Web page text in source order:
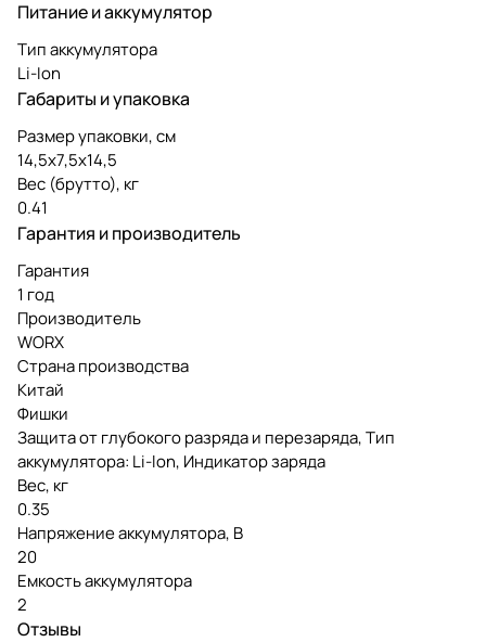
Питание и аккумулятор
Тип аккумулятора
Li-Ion
Габариты и упаковка
Размер упаковки, см
14,5х7,5х14,5
Вес (брутто), кг
0.41
Гарантия и производитель
Гарантия
1 год
Производитель
WORX
Страна производства
Китай
Фишки
Защита от глубокого разряда и перезаряда, Тип
аккумулятора: Li-lon, Индикатор заряда
Вес, кг
0.35
Напряжение аккумулятора, В
20
Емкость аккумулятора
2
Отзывы